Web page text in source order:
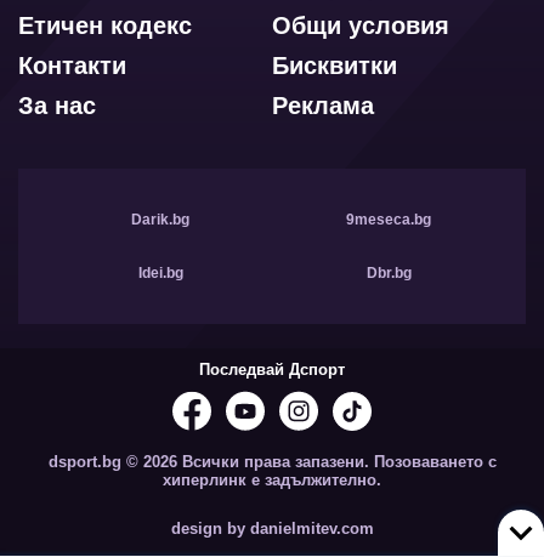
Общи условия
Етичен кодекс
Бисквитки
Контакти
Реклама
За нас
Darik.bg 9meseca.bg
Idei.bg Dbr.bg
Последвай Дспорт
dsport.bg © 2026 Всички права запазени. Позоваването с
хиперлинк е задължително.
design by danielmitev.com